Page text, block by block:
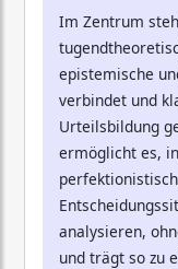
Im Zentrum
epistemische
verbindet und
Urteilsbildung
ermöglicht es,
analysieren,
und trägt so zu